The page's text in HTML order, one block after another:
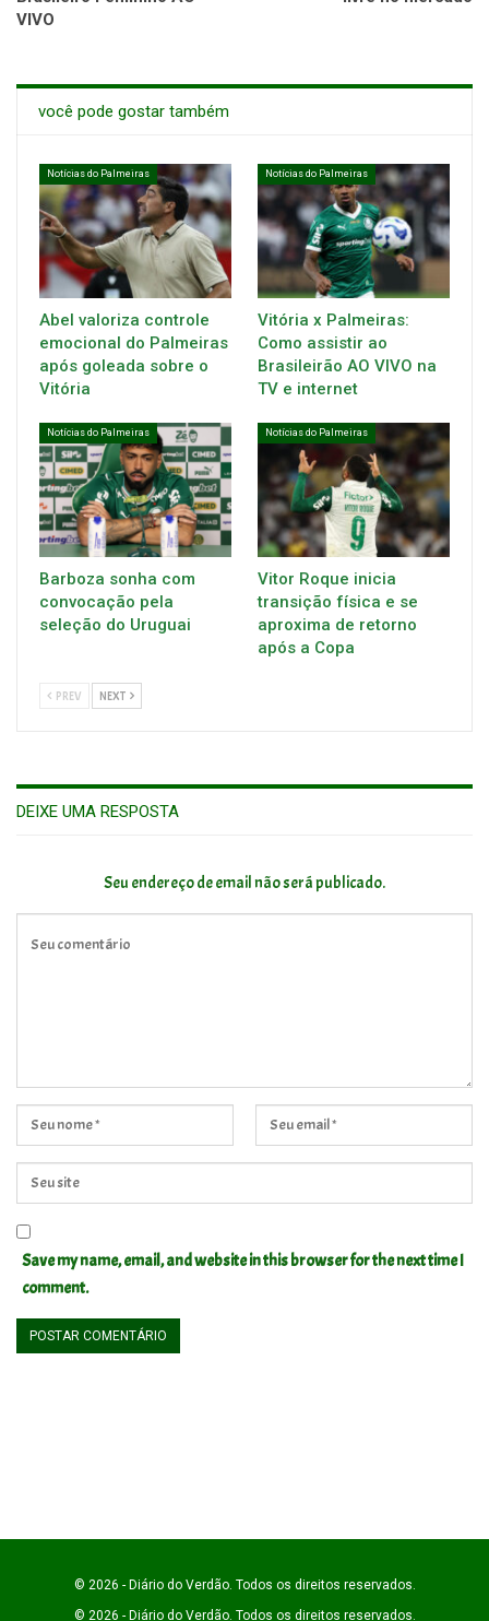
VIVO
você pode gostar também
Notícias do Palmeiras
Abel valoriza controle
emocional do Palmeiras
após goleada sobre o
Vitória
Notícias do Palmeiras
Vitória x Palmeiras:
Como assistir ao
Brasileirão AO VIVO na
TV e internet
Notícias do Palmeiras
Barboza sonha com
convocação pela
seleção do Uruguai
Notícias do Palmeiras
Vitor Roque inicia
transição física e se
aproxima de retorno
após a Copa
PREV NEXT
DEIXE UMA RESPOSTA
Seu endereço de email não será publicado.
Save my name, email, and website in this browser for the next time I
comment.
© 2026 - Diário do Verdão. Todos os direitos reservados.
© 2026 - Diário do Verdão. Todos os direitos reservados.